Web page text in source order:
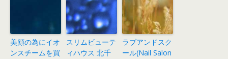
美顔の為にイオ
ンスチームを買
スリムビューテ
ィハウス 北千
ラブアンドスク
ール(Nail Salon